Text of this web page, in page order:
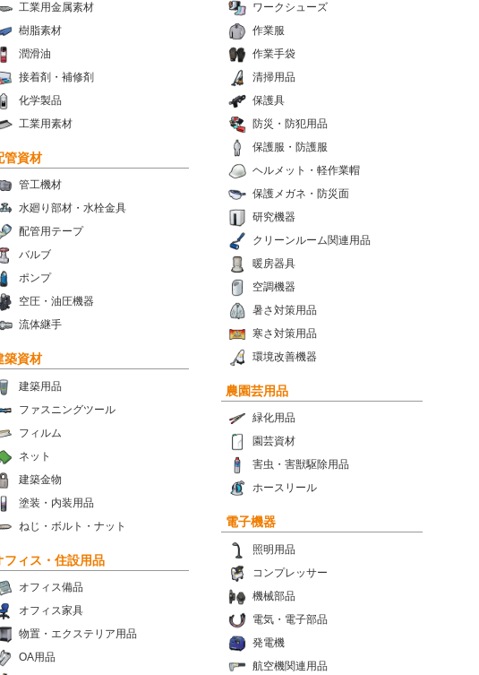
工業用金属素材
樹脂素材
潤滑油
接着剤・補修剤
化学製品
工業用素材
ワークシューズ
作業服
作業手袋
清掃用品
保護具
防災・防犯用品
保護服・防護服
ヘルメット・軽作業帽
保護メガネ・防災面
研究機器
クリーンルーム関連用品
暖房器具
空調機器
暑さ対策用品
寒さ対策用品
環境改善機器
管資材
管工機材
水廻り部材・水栓金具
配管用テープ
バルブ
ポンプ
空圧・油圧機器
流体継手
築資材
建築用品
ファスニングツール
フィルム
ネット
建築金物
塗装・内装用品
ねじ・ボルト・ナット
農園芸用品
緑化用品
園芸資材
害虫・害獣駆除用品
ホースリール
電子機器
照明用品
コンプレッサー
機械部品
電気・電子部品
発電機
航空機関連用品
フィス・住設用品
オフィス備品
オフィス家具
物置・エクステリア用品
OA用品